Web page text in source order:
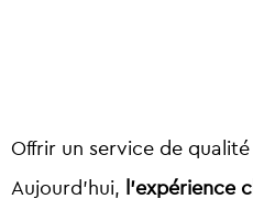
Offrir un service de qualité
Aujourd’hui, l’expérience